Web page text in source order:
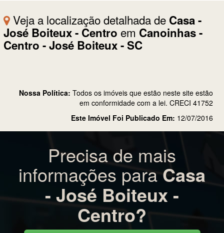
Veja a localização detalhada de Casa -
José Boiteux - Centro em Canoinhas -
Centro - José Boiteux - SC
Nossa Política: Todos os imóveis que estão neste site estão
em conformidade com a lei. CRECI 41752
Este Imóvel Foi Publicado Em: 12/07/2016
Precisa de mais
informações para Casa
- José Boiteux -
Centro?